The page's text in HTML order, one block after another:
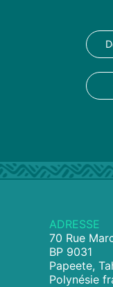
ADRESSE
70 Rue
BP 9031
Papeete,
Polynésie